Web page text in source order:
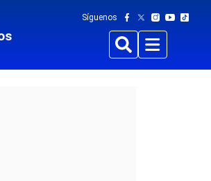
Síguenos
BuscarMenu